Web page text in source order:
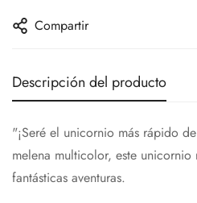
Compartir
Descripción del producto
"¡Seré el unicornio más rápido
melena multicolor, este
fantásticas aventuras.